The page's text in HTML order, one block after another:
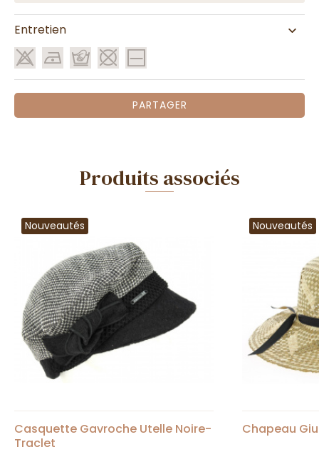
Entretien
PARTAGER
Produits associés
Nouveautés
Casquette Gavroche Utelle Noire-
Traclet
Nouveautés
Chapeau